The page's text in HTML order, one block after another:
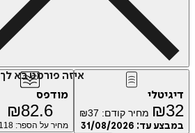
איזה פורמט בא
דיגיטלי
₪32 מחיר קודם: ₪37
במבצע עד: 31/08/2026
מודפס
₪82.6
מחיר על הספר: ₪ 118